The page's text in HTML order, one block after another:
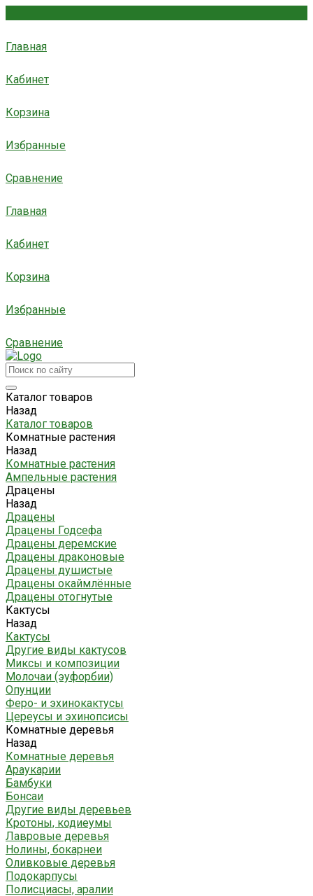
Главная
Кабинет
Корзина
Избранные
Сравнение
Главная
Кабинет
Корзина
Избранные
Сравнение
Каталог товаров
Назад
Каталог товаров
Комнатные растения
Назад
Комнатные растения
Ампельные растения
Драцены
Назад
Драцены
Драцены Годсефа
Драцены деремские
Драцены драконовые
Драцены душистые
Драцены окаймлённые
Драцены отогнутые
Кактусы
Назад
Кактусы
Другие виды кактусов
Миксы и композиции
Молочаи (эуфорбии)
Опунции
Феро- и эхинокактусы
Цереусы и эхинопсисы
Комнатные деревья
Назад
Комнатные деревья
Араукарии
Бамбуки
Бонсаи
Другие виды деревьев
Кротоны, кодиеумы
Лавровые деревья
Нолины, бокарнеи
Оливковые деревья
Подокарпусы
Полисциасы, аралии